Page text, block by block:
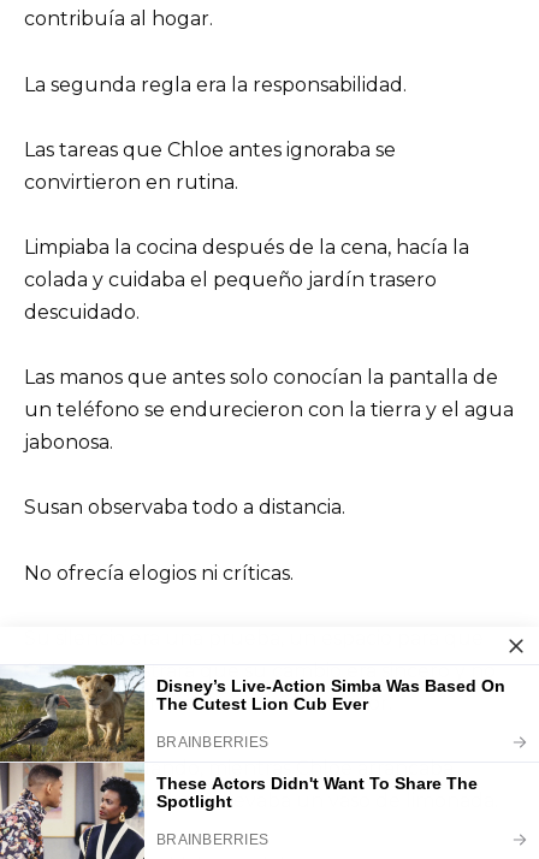
contribuía al hogar.
La segunda regla era la responsabilidad.
Las tareas que Chloe antes ignoraba se
convirtieron en rutina.
Limpiaba la cocina después de la cena, hacía la
colada y cuidaba el pequeño jardín trasero
descuidado.
Las manos que antes solo conocían la pantalla de
un teléfono se endurecieron con la tierra y el agua
jabonosa.
Susan observaba todo a distancia.
No ofrecía elogios ni críticas.
Chloe demostrara que su cambio era sincero y no
una actuación para recuperar el favor.
De vez en cuando, mientras Chloe arrancaba
hierbas, su madre le llevaba un vaso de limonada.